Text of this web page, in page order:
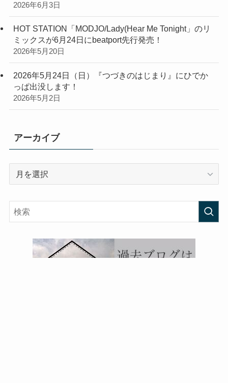
2026年6月3日
HOT STATION「MODJO/Lady(Hear Me Tonight」のリ
ミックスが6月24日にbeatport先行発売！
2026年5月20日
2026年5月24日（日）『つづきのはじまり』にひでか
っぱ出没します！
2026年5月2日
アーカイブ
イ
ブ